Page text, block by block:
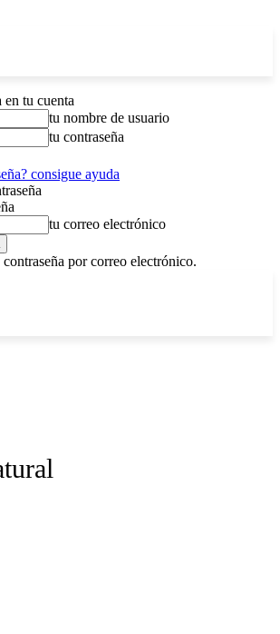
en tu cuenta
tu nombre de usuario
tu contraseña
consigue ayuda
tu correo electrónico
por correo electrónico.